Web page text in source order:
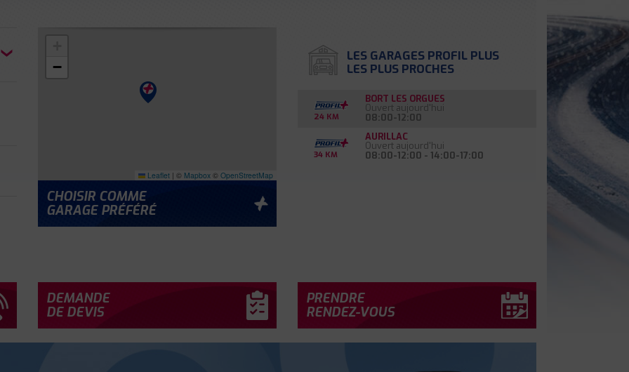
−
Leaflet | © Mapbox © OpenStreetMap
CHOISIR COMME
GARAGE PRÉFÉRÉ
LES GARAGES PROFIL PLUS
LES PLUS PROCHES
24 KM
BORT LES ORGUES
Ouvert aujourd'hui
08:00-12:00
34 KM
AURILLAC
Ouvert aujourd'hui
08:00-12:00 - 14:00-17:00
DEMANDE
DE DEVIS
PRENDRE
RENDEZ-VOUS